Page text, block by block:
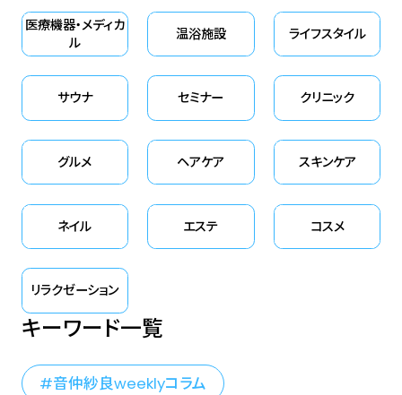
医療機器・メディカ
ル
温浴施設 ライフスタイル
サウナ セミナー クリニック
グルメ ヘアケア スキンケア
ネイル エステ コスメ
リラクゼーション
キーワード一覧
音仲紗良weeklyコラム